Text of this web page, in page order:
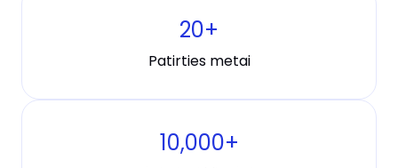
20+
Patirties metai
10,000+